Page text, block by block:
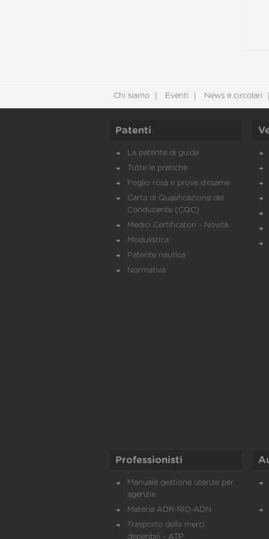
Chi siamo Eventi News e circolari
Patenti
La patente di guida
Tutte le pratiche
Foglio rosa e prove d’esame
Carta di Qualificazione del
Conducente (CQC)
Medici Certificatori - Novità
Modulistica
Patente nautica
Normativa
Professionisti
Manuale gestione utenze per
agenzie
Materia ADR-RID-ADN
Trasporto delle merci
deperibili - ATP